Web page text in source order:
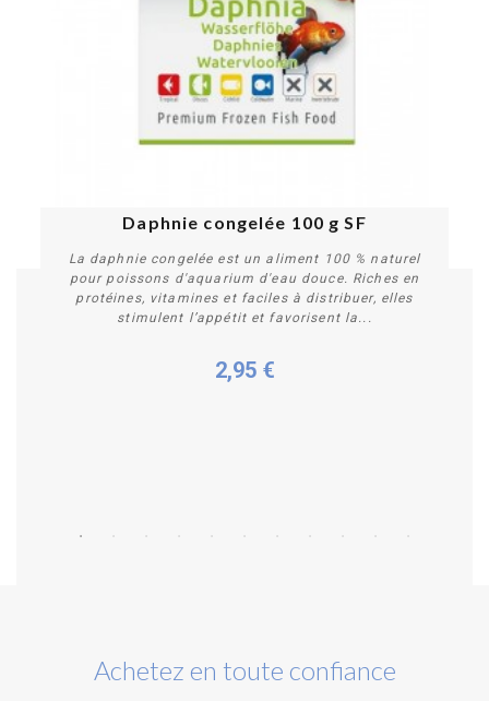
Daphnie congelée 100 g SF
La daphnie congelée est un aliment 100 % naturel
pour poissons d'aquarium d'eau douce. Riches en
protéines, vitamines et faciles à distribuer, elles
stimulent l’appétit et favorisent la...
2,95 €
Achetez en toute confiance